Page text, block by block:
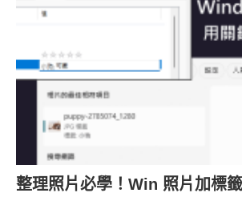
整理照片必學！Win 照片加標